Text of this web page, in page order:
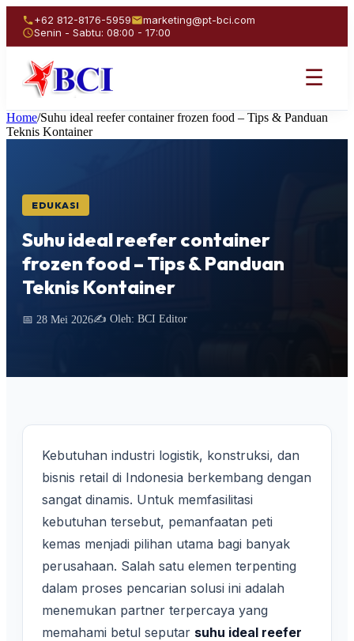
+62 812-8176-5959
marketing@pt-bci.com
Senin - Sabtu: 08:00 - 17:00
☰
Home/Suhu ideal reefer container frozen food – Tips & Panduan
Teknis Kontainer
EDUKASI
Suhu ideal reefer container
frozen food – Tips & Panduan
Teknis Kontainer
📅 28 Mei 2026✍️ Oleh: BCI Editor
Kebutuhan industri logistik, konstruksi, dan
bisnis retail di Indonesia berkembang dengan
sangat dinamis. Untuk memfasilitasi
kebutuhan tersebut, pemanfaatan peti
kemas menjadi pilihan utama bagi banyak
perusahaan. Salah satu elemen terpenting
dalam proses pencarian solusi ini adalah
menemukan partner terpercaya yang
memahami betul seputar suhu ideal reefer